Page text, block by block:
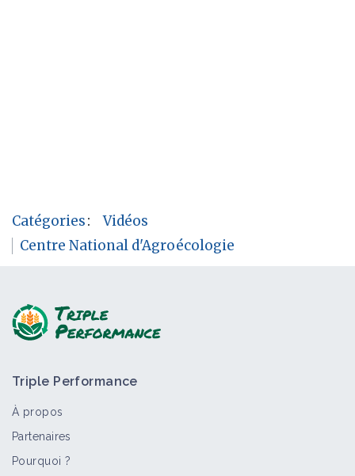
Catégories:
Vidéos
Centre National d'Agroécologie
Triple Performance
À propos
Partenaires
Pourquoi ?